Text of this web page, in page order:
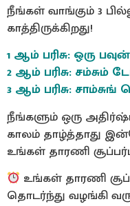
நீங்கள் வாங்கும் 3
காத்திருக்கிறது!
1 ஆம் பரிசு: ஒரு
2 ஆம் பரிசு: சம்சும்
3 ஆம் பரிசு:
நீங்களும் ஒரு
காலம் தாழ்த்தாது
உங்கள் தாரணி
உங்கள் தாரணி
தொடர்ந்து வழங்கி